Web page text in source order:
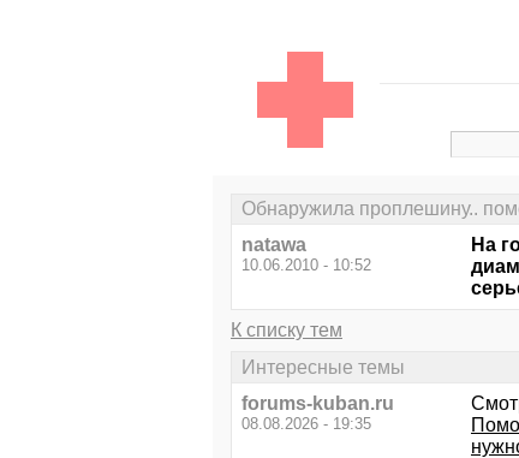
Обнаружила проплешину..
natawa
10.06.2010 - 10:52
На
К списку тем
Интересные темы
forums-kuban.ru
08.08.2026 - 19:35